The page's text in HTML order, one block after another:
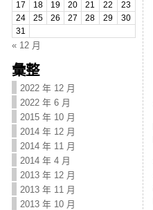
17
18 19 20 21 22
23
24
25 26 27 28 29
30
31
« 12 月
彙整
2022 年 12 月
2022 年 6 月
2015 年 10 月
2014 年 12 月
2014 年 11 月
2014 年 4 月
2013 年 12 月
2013 年 11 月
2013 年 10 月